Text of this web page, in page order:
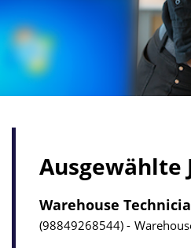
Ausgewählte
Warehouse
98849268544